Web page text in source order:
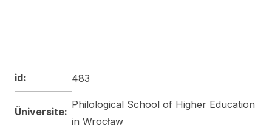
id: 483
Üniversite:
Philological School of Higher Education
in Wrocław